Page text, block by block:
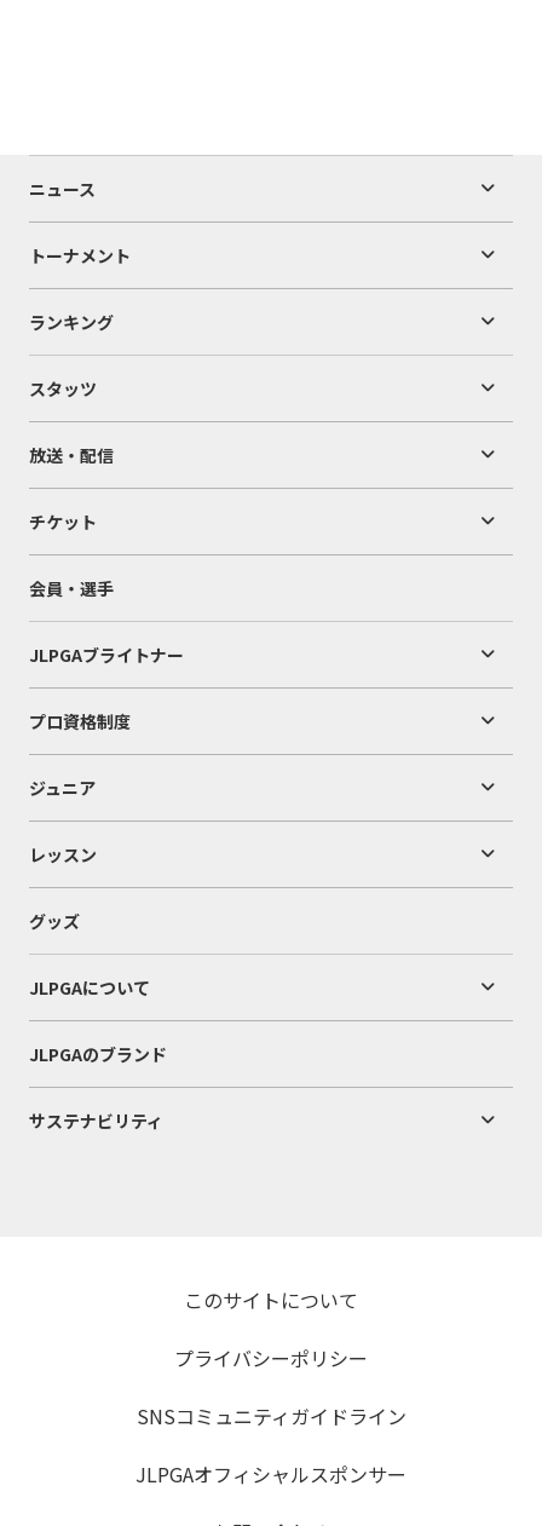
ニュース
トーナメント
ランキング
スタッツ
放送・配信
チケット
会員・選手
JLPGAブライトナー
プロ資格制度
ジュニア
レッスン
グッズ
JLPGAについて
JLPGAのブランド
サステナビリティ
このサイトについて
プライバシーポリシー
SNSコミュニティガイドライン
JLPGAオフィシャルスポンサー